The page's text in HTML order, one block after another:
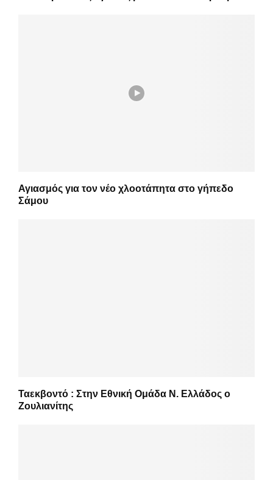
Αγιασμός για τον νέο χλοοτάπητα στο γήπεδο
Σάμου
Ταεκβοντό : Στην Εθνική Ομάδα Ν. Ελλάδος ο
Ζουλιανίτης